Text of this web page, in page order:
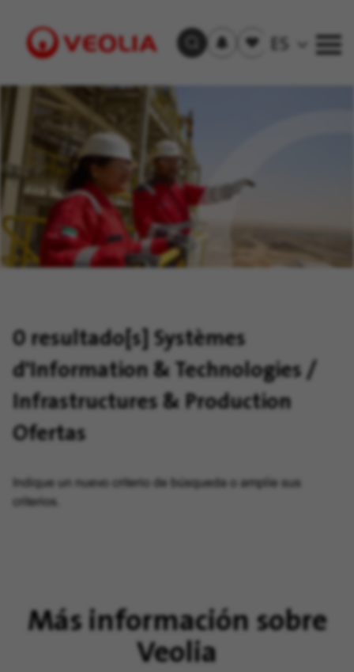
Visit
Buscar empleos
las
Empleos
guardados
ES
0 resultado[s] Systèmes
d'Information & Technologies /
Infrastructures & Production
Ofertas
Indique un nuevo criterio de búsqueda o amplíe sus
criterios.
Más información sobre
Veolia